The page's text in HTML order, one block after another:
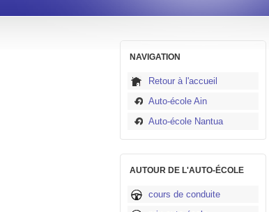
NAVIGATION
Retour à l'accueil
Auto-école Ain
Auto-école Nantua
AUTOUR DE L'AUTO-ÉCOLE
cours de conduite